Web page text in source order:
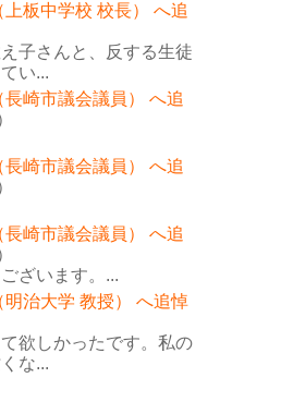
板中学校 校長） へ追
え子さんと、反する生徒
い...
崎市議会議員） へ追
崎市議会議員） へ追
崎市議会議員） へ追
ざいます。...
明治大学 教授） へ追悼
て欲しかったです。私の
な...